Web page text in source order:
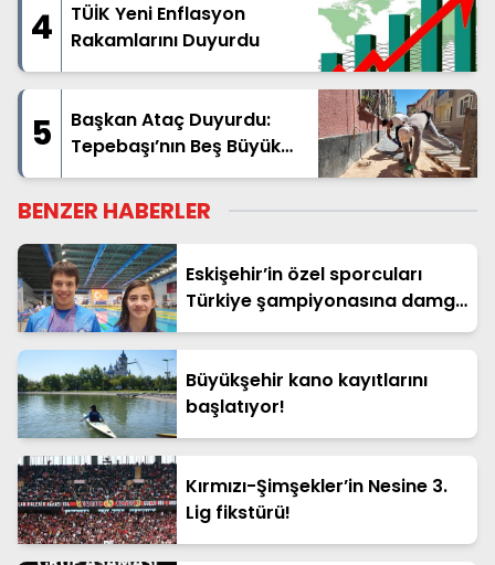
4
TÜİK Yeni Enflasyon
Rakamlarını Duyurdu
5
Başkan Ataç Duyurdu:
Tepebaşı’nın Beş Büyük
Mahallesinde Geniş
Kapsamlı Üstyapı Hamlesi
Başladı
BENZER HABERLER
Eskişehir’in özel sporcuları
Türkiye şampiyonasına damga
vurdu!
Büyükşehir kano kayıtlarını
başlatıyor!
Kırmızı-Şimşekler’in Nesine 3.
Lig fikstürü!